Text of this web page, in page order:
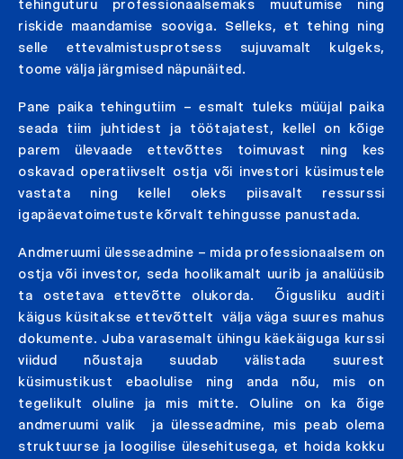
tehinguturu professionaalsemaks muutumise ning
riskide maandamise sooviga. Selleks, et tehing ning
selle ettevalmistusprotsess sujuvamalt kulgeks,
toome välja järgmised näpunäited.
Pane paika tehingutiim – esmalt tuleks müüjal paika
seada tiim juhtidest ja töötajatest, kellel on kõige
parem ülevaade ettevõttes toimuvast ning kes
oskavad operatiivselt ostja või investori küsimustele
vastata ning kellel oleks piisavalt ressurssi
igapäevatoimetuste kõrvalt tehingusse panustada.
Andmeruumi ülesseadmine – mida professionaalsem on
ostja või investor, seda hoolikamalt uurib ja analüüsib
ta ostetava ettevõtte olukorda. Õigusliku auditi
käigus küsitakse ettevõttelt välja väga suures mahus
dokumente. Juba varasemalt ühingu käekäiguga kurssi
viidud nõustaja suudab välistada suurest
küsimustikust ebaolulise ning anda nõu, mis on
tegelikult oluline ja mis mitte. Oluline on ka õige
andmeruumi valik ja ülesseadmine, mis peab olema
struktuurse ja loogilise ülesehitusega, et hoida kokku